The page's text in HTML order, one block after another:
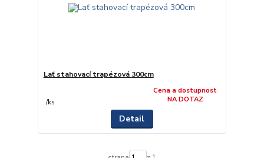
Lať stahovací trapézová 300cm
/ks
Cena a dostupnost
NA DOTAZ
Detail